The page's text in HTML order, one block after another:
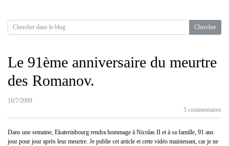
Le 91ème anniversaire du meurtre
des Romanov.
10/7/2009
5 commentaires
Dans une semaine, Ekaterinbourg rendra hommage à Nicolas II et à sa famille, 91 ans
jour pour jour après leur meurtre. Je publie cet article et cette vidéo maintenant, car je ne